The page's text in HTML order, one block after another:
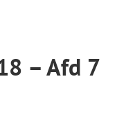
– Afd 7